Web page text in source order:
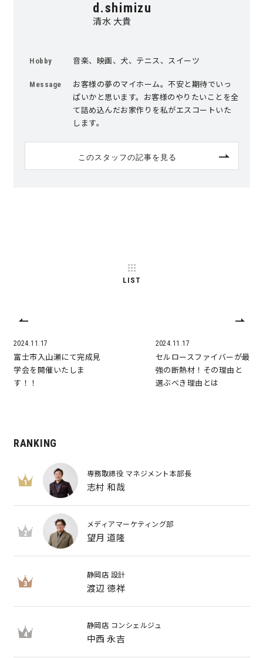
お客さまの声
近日分譲予定情報 会社情報
動画ギャラリー
プライバシーポリシー
CLOSE
d.shimizu
清水 大貴
Hobby 音楽、映画、犬、テニス、スイーツ
Message
お客様の夢のマイホーム。不安と期待でいっ
ぱいかと思います。お客様のやりたいことを全
て詰め込んだお家作りを私がエスコートいた
します。
このスタッフの記事を見る
2024.11.17
富士市入山瀬にて完成見
学会を開催いたしま
す！！
LIST
2024.11.17
セルロースファイバーが最
強の断熱材！その理由と
選ぶべき理由とは
RANKING
1
専務取締役 マネジメント本部長
志村 和哉
2
メディアマーケティング部
望月 道隆
3
静岡店 設計
渡辺 徳祥
4
静岡店 コンシェルジュ
中西 永吉